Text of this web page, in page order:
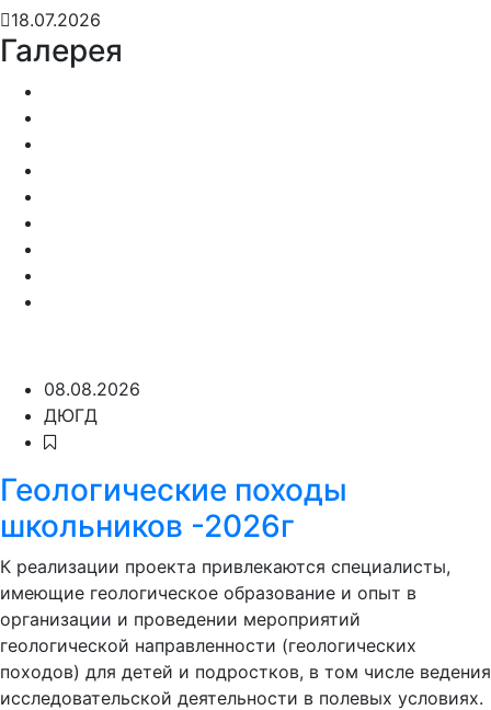
18.07.2026
Галерея
08.08.2026
ДЮГД
Геологические походы
школьников -2026г
К реализации проекта привлекаются специалисты,
имеющие геологическое образование и опыт в
организации и проведении мероприятий
геологической направленности (геологических
походов) для детей и подростков, в том числе ведения
исследовательской деятельности в полевых условиях.